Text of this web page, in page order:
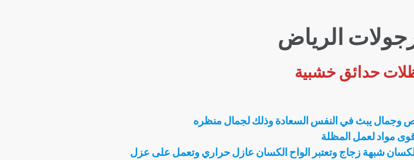
الرياض
حدائق خشبية
يبث في النفس السعادة وذلك لجمال منظره
مواد لعمل المظلة
شبهة زجاج وتعتبر الواح الكسان عازل حراري وتعمل على عزل